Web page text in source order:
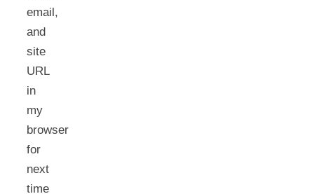
email,
and
site
URL
in
my
browser
for
next
time